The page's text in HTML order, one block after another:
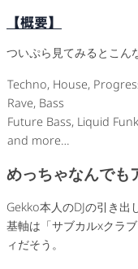
【概要】
ついぷら見てみるとこん
Techno, House,
Rave, Bass
Future Bass, Liquid
and more…
めっちゃなんでも
Gekko本人のDJの引き出
基軸は「サブカルxクラ
ィだそう。